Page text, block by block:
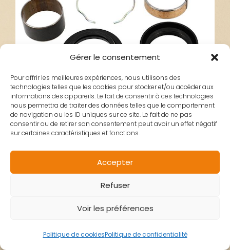
Gérer le consentement
Pour offrir les meilleures expériences, nous utilisons des
technologies telles que les cookies pour stocker et/ou accéder aux
informations des appareils. Le fait de consentir à ces technologies
nous permettra de traiter des données telles que le comportement
de navigation ou les ID uniques sur ce site. Le fait de ne pas
consentir ou de retirer son consentement peut avoir un effet négatif
sur certaines caractéristiques et fonctions.
Accepter
Refuser
Voir les préférences
Politique de cookiesPolitique de confidentialité
JOINT SPI FOURCHE
SATELIS OEM
PEUGEOT